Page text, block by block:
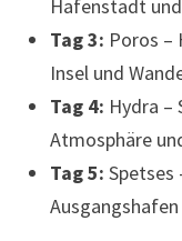
Hafenstadt
Tag 3: Poros –
Insel und
Tag 4: Hydra –
Atmosphäre
Tag 5: Spetses